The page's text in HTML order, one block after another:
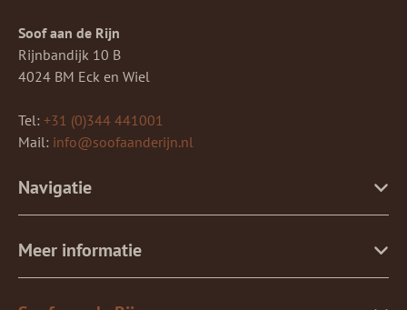
Soof aan de Rijn
Rijnbandijk 10 B
4024 BM Eck en Wiel
Tel: +31 (0)344 441001
Mail: info@soofaanderijn.nl
Navigatie
Meer informatie